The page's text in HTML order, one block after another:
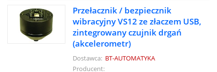
Przełacznik / bezpiecznik
wibracyjny VS12 ze złaczem USB,
zintegrowany czujnik drgań
(akcelerometr)
Dostawca: BT-AUTOMATYKA
Producent: